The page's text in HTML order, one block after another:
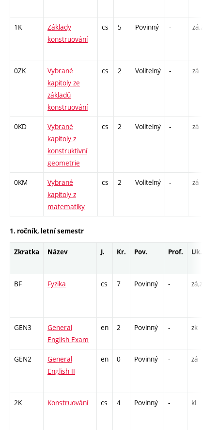
1K
Základy
konstruování
cs 5 Povinný - zá,zk
0ZK
Vybrané
kapitoly ze
základů
konstruování
cs 2 Volitelný - zá
0KD
Vybrané
kapitoly z
konstruktivní
geometrie
cs 2 Volitelný - zá
0KM
Vybrané
kapitoly z
matematiky
cs 2 Volitelný - zá
1. ročník, letní semestr
Zkratka Název J. Kr. Pov. Prof. Uk.
BF Fyzika cs 7 Povinný - zá,zk
GEN3
General
English Exam
en 2 Povinný - zk
GEN2
General
English II
en 0 Povinný - zá
2K Konstruování cs 4 Povinný - kl